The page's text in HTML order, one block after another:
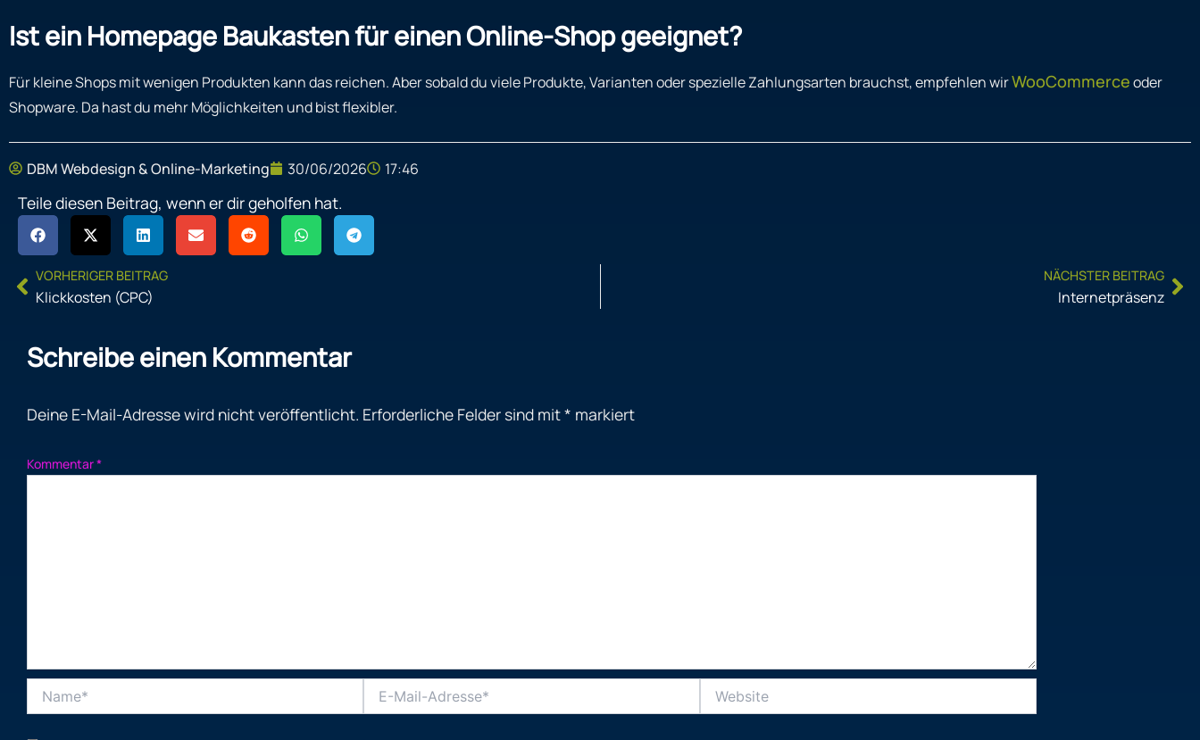
Ist ein Homepage Baukasten für einen Online-Shop geeignet?
Für kleine Shops mit wenigen Produkten kann das reichen. Aber sobald du viele Produkte, Varianten oder spezielle Zahlungsarten brauchst, empfehlen wirWooCommerceoder
Shopware. Da hast du mehr Möglichkeiten und bist flexibler.
DBM Webdesign & Online-Marketing 30/06/2026 17:46
Teile diesen Beitrag, wenn er dir geholfen hat.
Prev
VORHERIGER BEITRAG
Klickkosten (CPC)
NÄCHSTER BEITRAG
Internetpräsenz
Schreibe einen Kommentar
Deine E-Mail-Adresse wird nicht veröffentlicht. Erforderliche Felder sind mit* markiert
Kommentar*
Mail-